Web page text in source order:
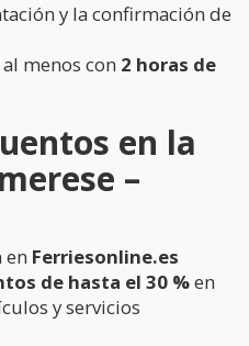
y la confirmación de
menos con 2 horas de
en la
–
en Ferriesonline.es
de hasta el 30 %en
y servicios